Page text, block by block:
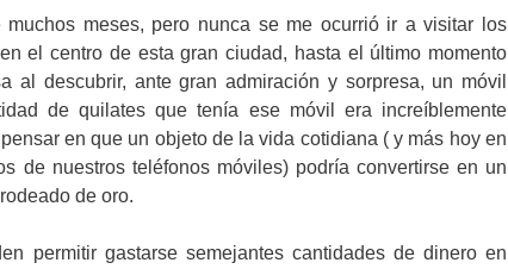
meses, pero nunca se me ocurrió ir a visitar los
el centro de esta gran ciudad, hasta el último momento
al descubrir, ante gran admiración y sorpresa, un móvil
de quilates que tenía ese móvil era increíblemente
en que un objeto de la vida cotidiana ( y más hoy en
de nuestros teléfonos móviles) podría convertirse en un
de oro.
permitir gastarse semejantes cantidades de dinero en